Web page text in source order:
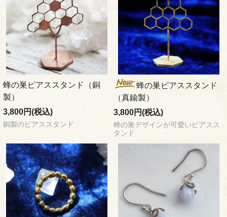
蜂の巣ピアススタンド（銅
製）
3,800円(税込)
銅製のピアススタンド
蜂の巣ピアススタンド
（真鍮製）
3,800円(税込)
蜂の巣デザインが可愛いピアスス
タンド